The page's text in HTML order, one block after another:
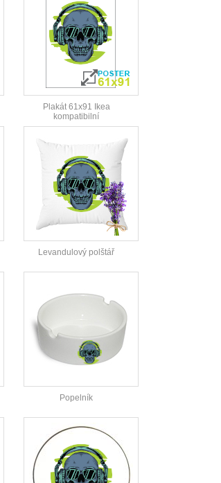
Plakát 61x91 Ikea
kompatibilní
Levandulový polštář
Popelník